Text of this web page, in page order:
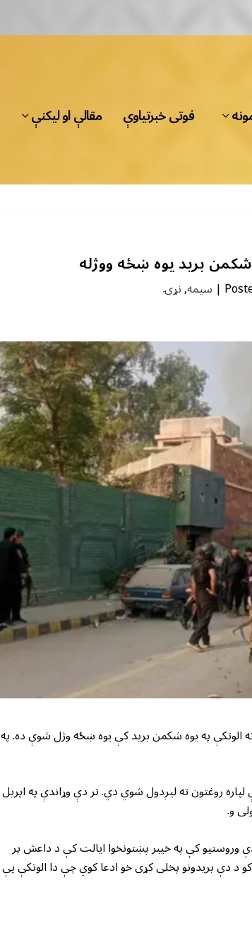
فوتی خبرتیاوې مقالې او لیکنې
برید یوه ښځه ووژله
| سیمه,نړۍ
الوتکې په یوه شکمن برید کې یوه ښځه وژل شوې ده. په
روغتون ته لیږدول شوي دي. تر دې وړاندې په اپریل
و.
کې په خیبر پښتونخوا ایالت کې د داعش پر
د دې بریدونو پخلی کړی خو ادعا کوي چې دا الوتکې یې